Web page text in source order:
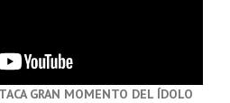
GRAN MOMENTO DEL ÍDOLO